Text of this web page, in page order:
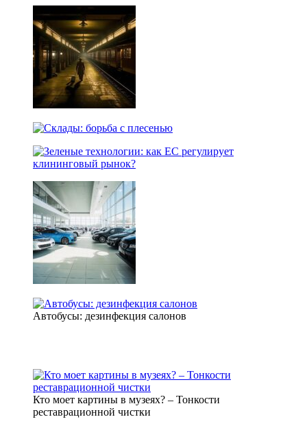
Автобусы: дезинфекция салонов
Кто моет картины в музеях? – Тонкости
реставрационной чистки